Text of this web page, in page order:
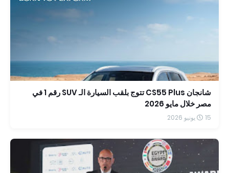
شانجان CS55 Plus تتوج بلقب السيارة الـ SUV رقم 1 في
مصر خلال مايو 2026
15 يونيو 2026